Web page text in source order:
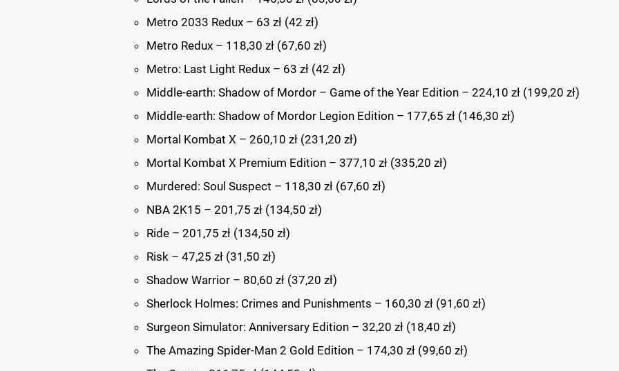
Metro 2033 Redux – 63 zł (42 zł)
Metro Redux – 118,30 zł (67,60 zł)
Metro: Last Light Redux – 63 zł (42 zł)
Middle-earth: Shadow of Mordor – Game of the Year Edition – 224,10 zł (199,20 zł)
Middle-earth: Shadow of Mordor Legion Edition – 177,65 zł (146,30 zł)
Mortal Kombat X – 260,10 zł (231,20 zł)
Mortal Kombat X Premium Edition – 377,10 zł (335,20 zł)
Murdered: Soul Suspect – 118,30 zł (67,60 zł)
NBA 2K15 – 201,75 zł (134,50 zł)
Ride – 201,75 zł (134,50 zł)
Risk – 47,25 zł (31,50 zł)
Shadow Warrior – 80,60 zł (37,20 zł)
Sherlock Holmes: Crimes and Punishments – 160,30 zł (91,60 zł)
Surgeon Simulator: Anniversary Edition – 32,20 zł (18,40 zł)
The Amazing Spider-Man 2 Gold Edition – 174,30 zł (99,60 zł)